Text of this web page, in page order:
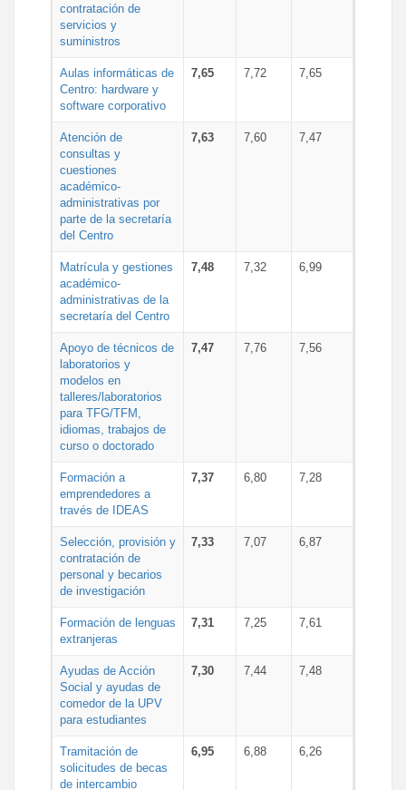
contratación de
servicios y
suministros
Aulas informáticas de
Centro: hardware y
software corporativo
7,65 7,72 7,65
Atención de
consultas y
cuestiones
académico-
administrativas por
parte de la secretaría
del Centro
7,63 7,60 7,47
Matrícula y gestiones
académico-
administrativas de la
secretaría del Centro
7,48 7,32 6,99
Apoyo de técnicos de
laboratorios y
modelos en
talleres/laboratorios
para TFG/TFM,
idiomas, trabajos de
curso o doctorado
7,47 7,76 7,56
Formación a
emprendedores a
través de IDEAS
7,37 6,80 7,28
Selección, provisión y
contratación de
personal y becarios
de investigación
7,33 7,07 6,87
Formación de lenguas
extranjeras
7,31 7,25 7,61
Ayudas de Acción
Social y ayudas de
comedor de la UPV
para estudiantes
7,30 7,44 7,48
Tramitación de
solicitudes de becas
de intercambio
6,95 6,88 6,26